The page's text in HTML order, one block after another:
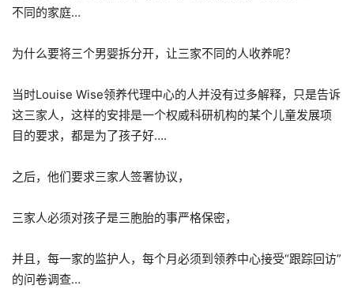
不同的家庭…
为什么要将三个男婴拆分开，让三家不同的人收养呢？
当时Louise Wise领养代理中心的人并没有过多解释，只是告诉
这三家人，这样的安排是一个权威科研机构的某个儿童发展项
目的要求，都是为了孩子好….
之后，他们要求三家人签署协议，
三家人必须对孩子是三胞胎的事严格保密，
并且，每一家的监护人，每个月必须到领养中心接受“跟踪回访”
的问卷调查…